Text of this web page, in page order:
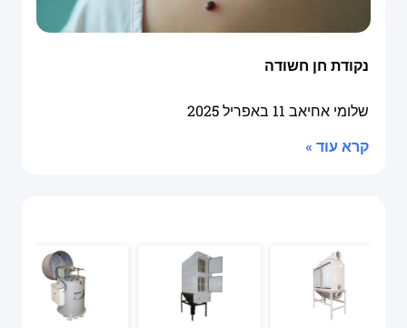
נקודת חן חשודה
שלומי אחיאב 11 באפריל 2025
קרא עוד »